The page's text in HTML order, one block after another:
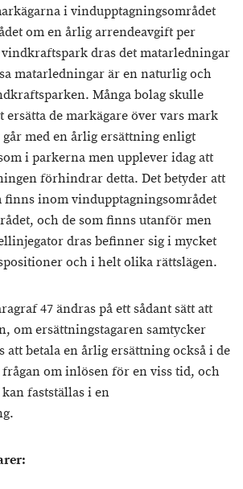
i vindupptagningsområdet
om en årlig arrendeavgift per
dras det matarledningar
matarledningar är en naturlig och
Många bolag skulle
ersätta de markägare över vars mark
med en årlig ersättning enligt
i parkerna men upplever idag att
förhindrar detta. Det betyder att
finns inom vindupptagningsområdet
och de som finns utanför men
dras befinner sig i mycket
och i helt olika rättslägen.
47 ändras på ett sådant sätt att
om ersättningstagaren samtycker
att betala en årlig ersättning också i de
om inlösen för en viss tid, och
fastställas i en